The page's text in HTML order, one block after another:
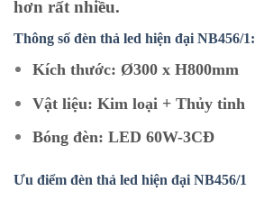
hơn rất nhiều.
Thông số đèn thả led hiện đại NB456/1:
Kích thước: Ø300 x H800mm
Vật liệu: Kim loại + Thủy tinh
Bóng đèn: LED 60W-3CĐ
Ưu điểm đèn thả led hiện đại NB456/1